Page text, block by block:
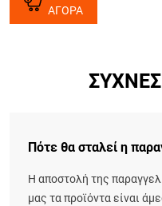
ΑΓΟΡΑ
Πότε θα σταλεί η
Η αποστολή της
μας τα προϊόντα είναι